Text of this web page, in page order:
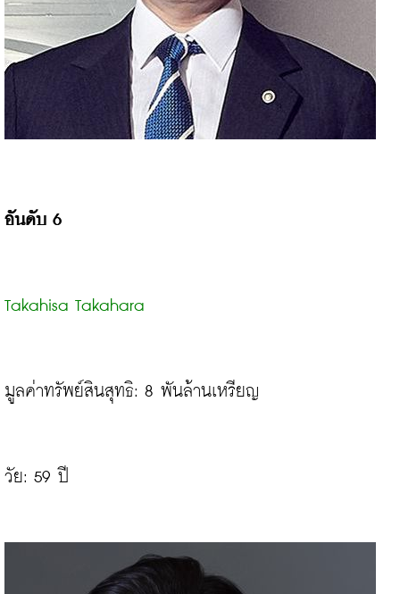
อันดับ 6
Takahisa Takahara
มูลค่าทรัพย์สินสุทธิ: 8 พันล้านเหรียญ
วัย: 59 ปี